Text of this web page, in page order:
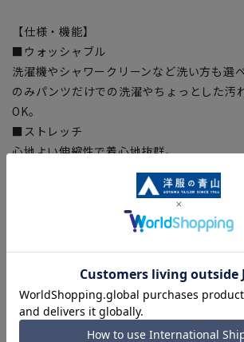
【仕様・機能】
■ウォッシャブル
洗濯機やシャワークリーンなど洗い方も選
のみパンツだけでの洗濯やちょっとした汚
OK。
■ストレッチ
心地よい伸縮性で着心地抜群。
生地特性により綺麗なプリーツラインをキー
この商品はリサイクル原料を使用し、プラ
に賛同しています。
■ECOBLUE(100%リサイクルポリエステ
『ECOBLUE』はマテリアルリサイクルに
を繊維へと再生しています。
当製品は裏地の糸の一部に『ECOBLUE』